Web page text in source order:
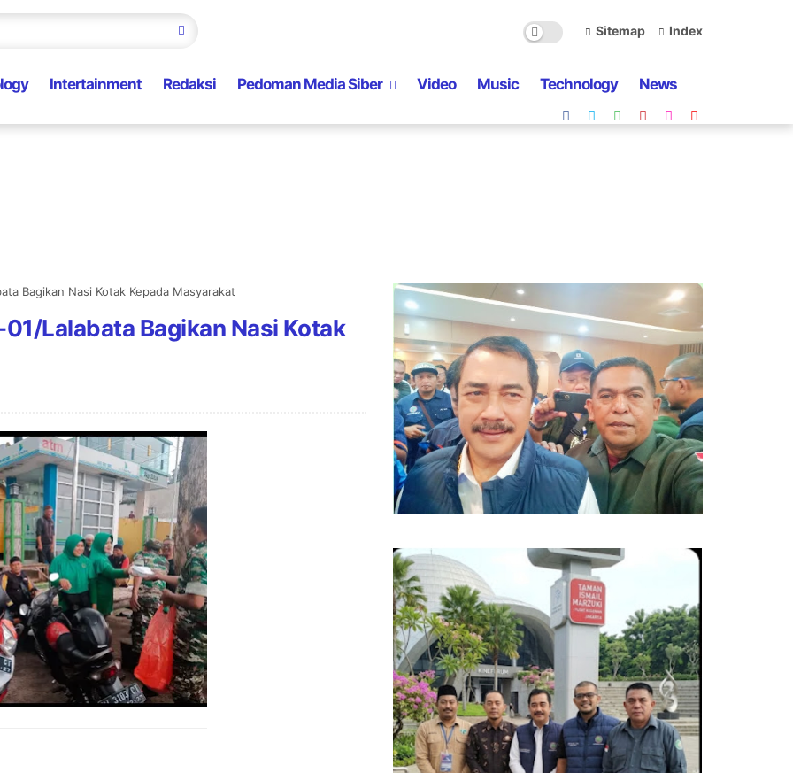
Sitemap Index
Intertainment Redaksi Pedoman Media Siber Video Music Technology News
Bagikan Nasi Kotak Kepada Masyarakat
Lalabata Bagikan Nasi Kotak